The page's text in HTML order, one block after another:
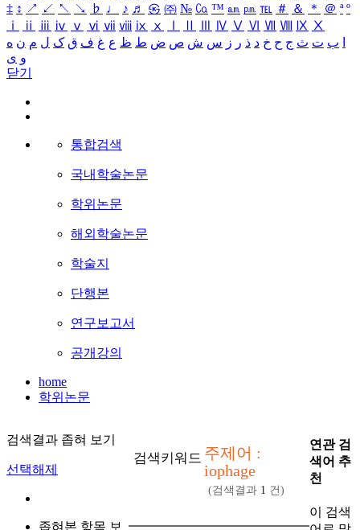
‡ ↕ ↗ ↙ ↖ ↘ ♭ ♩ ♪ ♬ ㉿ ㈜ № ㏇ ™ ㏂ ㏘ ℡ ＃ ＆ ＊ ＠ ª º
ⅰ
ⅱ ⅲ ⅳ ⅴ ⅵ ⅶ ⅷ ⅸ ⅹ Ⅳ Ⅴ Ⅵ Ⅶ Ⅷ Ⅸ Ⅹ
ب ت ث ج ح خ د ذ ر ز س ش ص ض ط ظ ع غ ف ق ک ل م ن ه
و ی
닫기
통합검색
국내학술논문
학위논문
해외학술논문
학술지
단행본
연구보고서
공개강의
home
학위논문
검색결과 좁혀 보기
선택해제
좁혀본 항목 보
검색키워드 주제어 :
iophage
(검색결과 1 건)
연관 검
색어 추
천
이 검색